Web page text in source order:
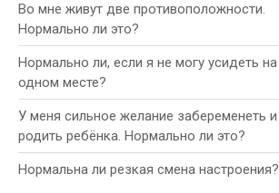
Во мне живут две противоположности.
Нормально ли это?
Нормально ли, если я не могу усидеть на
одном месте?
У меня сильное желание забеременеть и
родить ребёнка. Нормально ли это?
Нормальна ли резкая смена настроения?